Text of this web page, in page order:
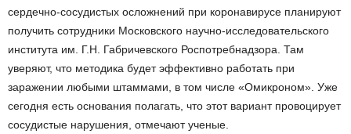
сердечно-сосудистых осложнений при коронавирусе планируют
получить сотрудники Московского научно-исследовательского
института им. Г.Н. Габричевского Роспотребнадзора. Там
уверяют, что методика будет эффективно работать при
заражении любыми штаммами, в том числе «Омикроном». Уже
сегодня есть основания полагать, что этот вариант провоцирует
сосудистые нарушения, отмечают ученые.